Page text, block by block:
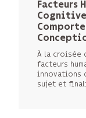
VR/AR/
Architect
Nous
de réalité
complexes,
Contrôle de
à
prédictive :
Facteurs
À la croisée
facteurs
innovations
sujet et